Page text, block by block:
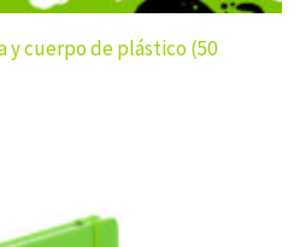
y cuerpo de plástico (50